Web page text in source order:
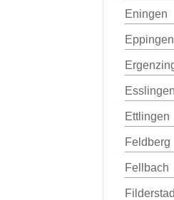
Eningen
Eppingen
Esslingen
Ettlingen
Feldberg
Fellbach